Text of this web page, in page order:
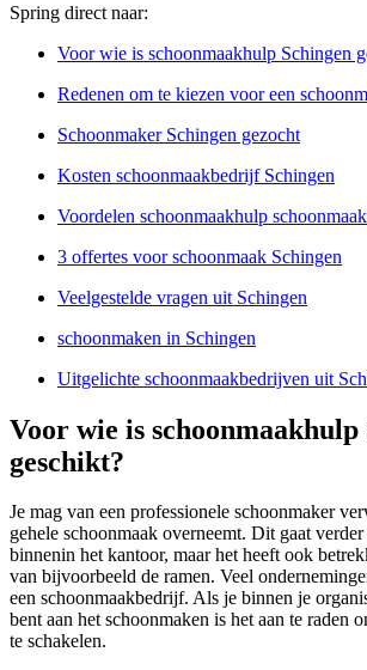
Spring direct naar:
Voor wie is schoonmaakhulp Schingen
Redenen om te kiezen voor een
Schoonmaker Schingen gezocht
Kosten schoonmaakbedrijf Schingen
Voordelen schoonmaakhulp
3 offertes voor schoonmaak Schingen
Veelgestelde vragen uit Schingen
schoonmaken in Schingen
Uitgelichte schoonmaakbedrijven uit
Voor wie is schoonmaakhulp
geschikt?
Je mag van een professionele schoonmaker
gehele schoonmaak overneemt. Dit gaat
binnenin het kantoor, maar het heeft ook
van bijvoorbeeld de ramen. Veel
een schoonmaakbedrijf. Als je binnen je
bent aan het schoonmaken is het aan te raden
te schakelen.